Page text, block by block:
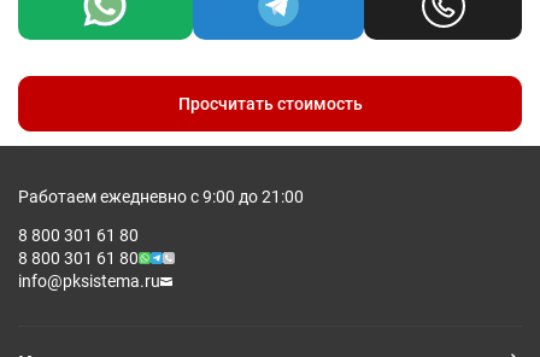
Просчитать стоимость
Работаем ежедневно с 9:00 до 21:00
8 800 301 61 80
8 800 301 61 80
info@pksistema.ru